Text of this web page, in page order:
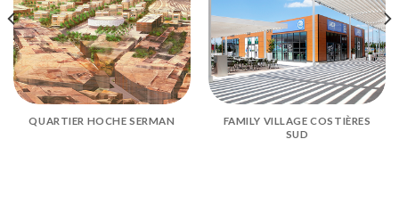
QUARTIER HOCHE SERMAN
FAMILY VILLAGE COSTIÈRES
SUD